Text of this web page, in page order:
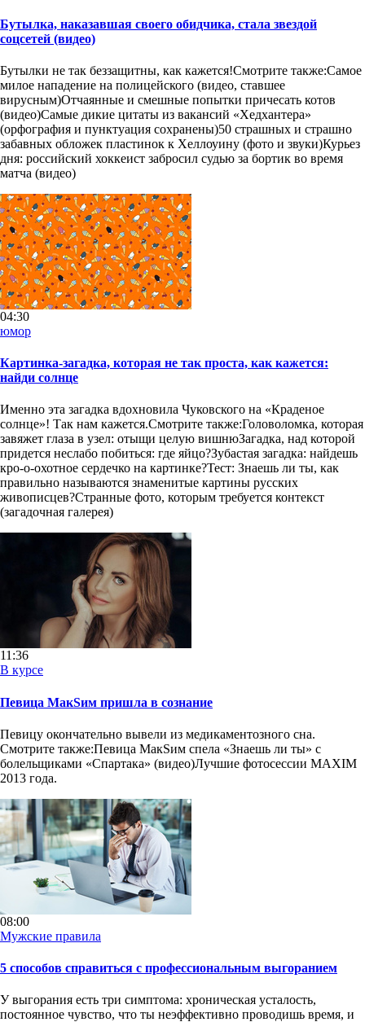
Бутылка, наказавшая своего обидчика, стала звездой
соцсетей (видео)
Бутылки не так беззащитны, как кажется!Смотрите также:Самое
милое нападение на полицейского (видео, ставшее
вирусным)Отчаянные и смешные попытки причесать котов
(видео)Самые дикие цитаты из вакансий «Хедхантера»
(орфография и пунктуация сохранены)50 страшных и страшно
забавных обложек пластинок к Хеллоуину (фото и звуки)Курьез
дня: российский хоккеист забросил судью за бортик во время
матча (видео)
04:30
юмор
Картинка-загадка, которая не так проста, как кажется:
найди солнце
Именно эта загадка вдохновила Чуковского на «Краденое
солнце»! Так нам кажется.Смотрите также:Головоломка, которая
завяжет глаза в узел: отыщи целую вишнюЗагадка, над которой
придется неслабо побиться: где яйцо?Зубастая загадка: найдешь
кро-о-охотное сердечко на картинке?Тест: Знаешь ли ты, как
правильно называются знаменитые картины русских
живописцев?Странные фото, которым требуется контекст
(загадочная галерея)
11:36
В курсе
Певица МакSим пришла в сознание
Певицу окончательно вывели из медикаментозного сна.
Смотрите также:Певица МакSим спела «Знаешь ли ты» с
болельщиками «Спартака» (видео)Лучшие фотосессии MAXIM
2013 года.
08:00
Мужские правила
5 способов справиться с профессиональным выгоранием
У выгорания есть три симптома: хроническая усталость,
постоянное чувство, что ты неэффективно проводишь время, и